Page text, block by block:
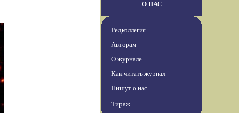
О НАС
Редколлегия
Авторам
О журнале
Как читать журнал
Пишут о нас
Тираж